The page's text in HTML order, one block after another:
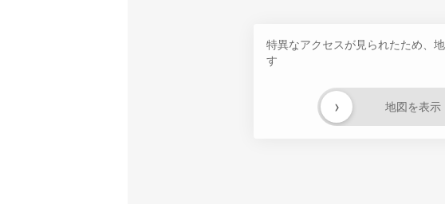
特異なアクセスが見られたため、
す
地図を表示
›